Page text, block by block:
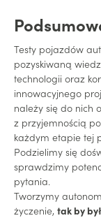
Testy pojazdów
pozyskiwaną
technologii oraz
innowacyjnego
należy się do nich
z przyjemnością
każdym etapie tej
Podzielimy się
sprawdzimy
pytania.
Tworzymy
życzenie, tak by